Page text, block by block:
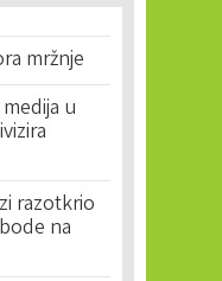
mržnje
u
razotkrio
na